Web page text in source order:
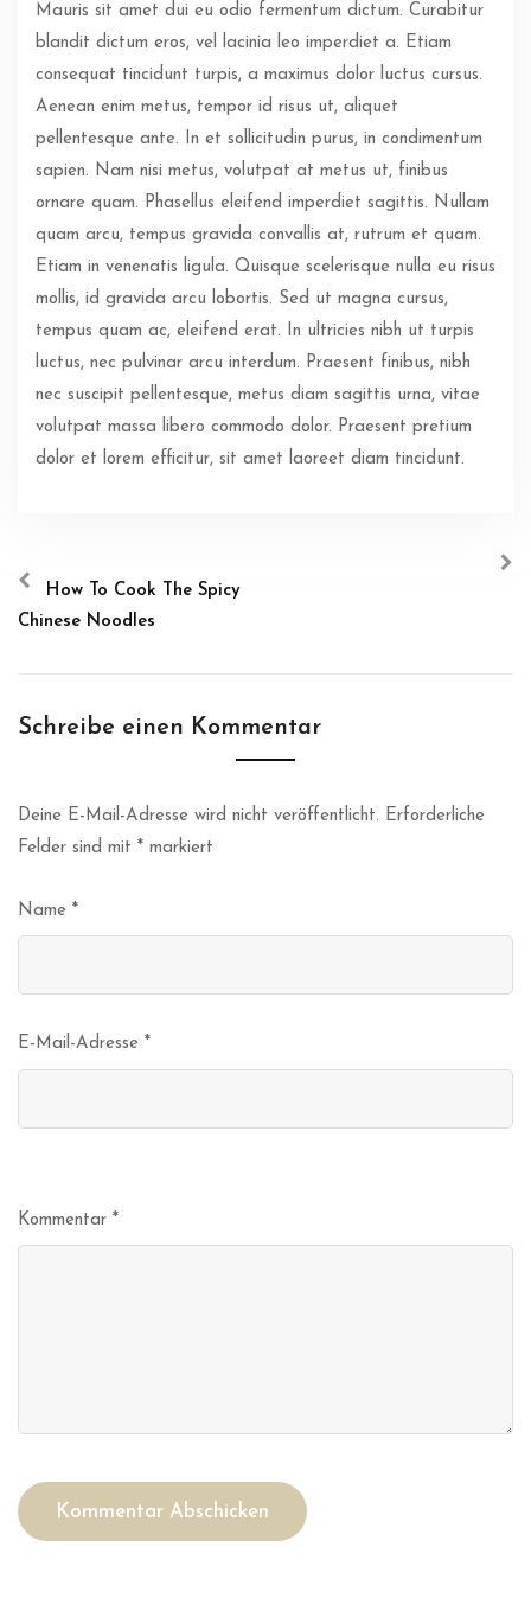
Mauris sit amet dui eu odio fermentum dictum. Curabitur
blandit dictum eros, vel lacinia leo imperdiet a. Etiam
consequat tincidunt turpis, a maximus dolor luctus cursus.
Aenean enim metus, tempor id risus ut, aliquet
pellentesque ante. In et sollicitudin purus, in condimentum
sapien. Nam nisi metus, volutpat at metus ut, finibus
ornare quam. Phasellus eleifend imperdiet sagittis. Nullam
quam arcu, tempus gravida convallis at, rutrum et quam.
Etiam in venenatis ligula. Quisque scelerisque nulla eu risus
mollis, id gravida arcu lobortis. Sed ut magna cursus,
tempus quam ac, eleifend erat. In ultricies nibh ut turpis
luctus, nec pulvinar arcu interdum. Praesent finibus, nibh
nec suscipit pellentesque, metus diam sagittis urna, vitae
volutpat massa libero commodo dolor. Praesent pretium
dolor et lorem efficitur, sit amet laoreet diam tincidunt.
How To Cook The Spicy
Chinese Noodles
Schreibe einen Kommentar
Deine E-Mail-Adresse wird nicht veröffentlicht. Erforderliche
Felder sind mit * markiert
Name *
E-Mail-Adresse *
Kommentar *